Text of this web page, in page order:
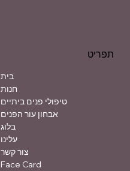
תפריט
בית
חנות
טיפולי פנים ביתיים
אבחון עור הפנים
בלוג
עלינו
צור קשר
Face Card